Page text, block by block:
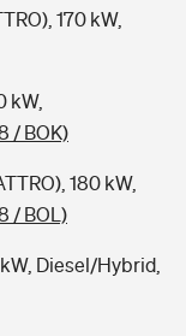
170 kW,
kW,
/ BOK)
180 kW,
/ BOL)
Diesel/Hybrid,